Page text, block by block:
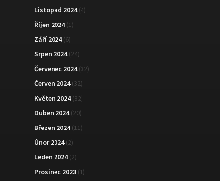
Listopad 2024(4)
Říjen 2024(1)
Září 2024(6)
Srpen 2024(24)
Červenec 2024(32)
Červen 2024(32)
Květen 2024(32)
Duben 2024(20)
Březen 2024(11)
Únor 2024(2)
Leden 2024(2)
Prosinec 2023 (1)